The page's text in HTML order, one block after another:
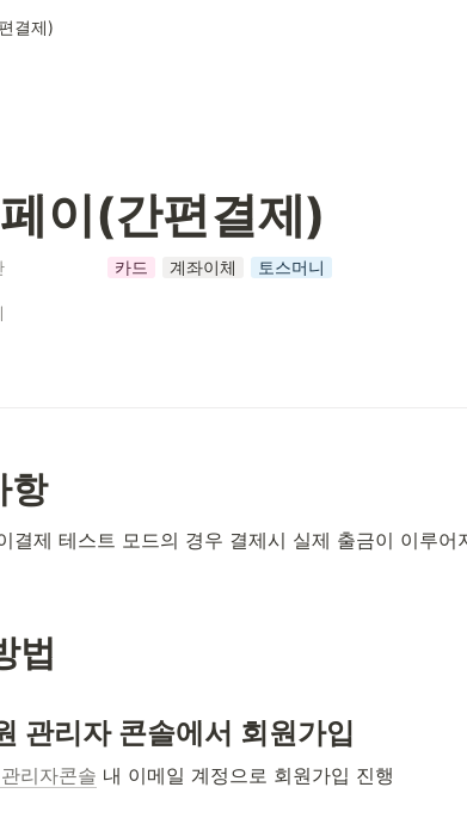
결제)
이(간편결제)
카드 계좌이체 토스머니
항
결제 테스트 모드의 경우 결제시 실제 출금이 이루어
법
관리자 콘솔에서 회원가입
리자콘솔 내 이메일 계정으로 회원가입 진행